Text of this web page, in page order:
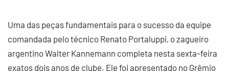
Uma das peças fundamentais para o sucesso da equipe
comandada pelo técnico Renato Portaluppi, o zagueiro
argentino Walter Kannemann completa nesta sexta-feira
exatos dois anos de clube. Ele foi apresentado no Grêmio